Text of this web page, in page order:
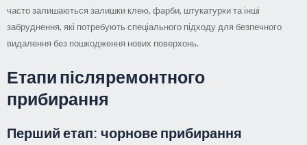
часто залишаються залишки клею, фарби, штукатурки та інші
забруднення, які потребують спеціального підходу для безпечного
видалення без пошкодження нових поверхонь.
Етапи післяремонтного
прибирання
Перший етап: чорнове прибирання